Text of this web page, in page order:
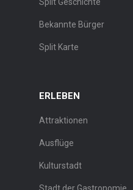
Bekannte Bürger
Split Karte
ERLEBEN
Attraktionen
Ausflüge
Kulturstadt